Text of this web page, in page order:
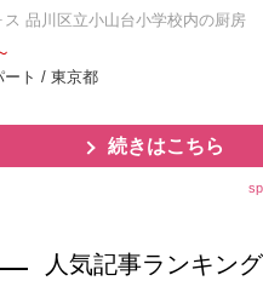
品川区立小山台小学校内の厨房
ート / 東京都
続きはこちら
人気記事ランキング